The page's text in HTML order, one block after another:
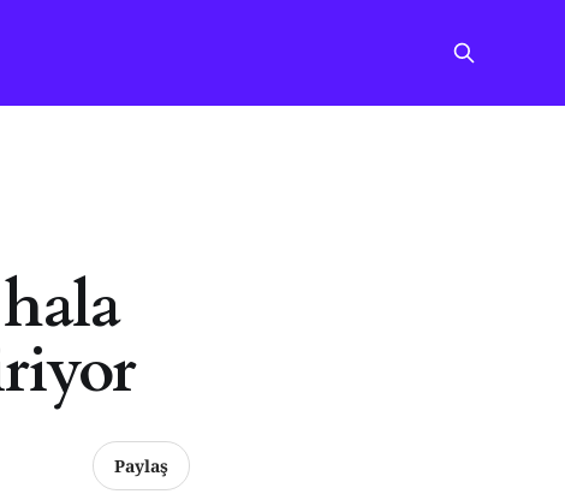
Paylaş